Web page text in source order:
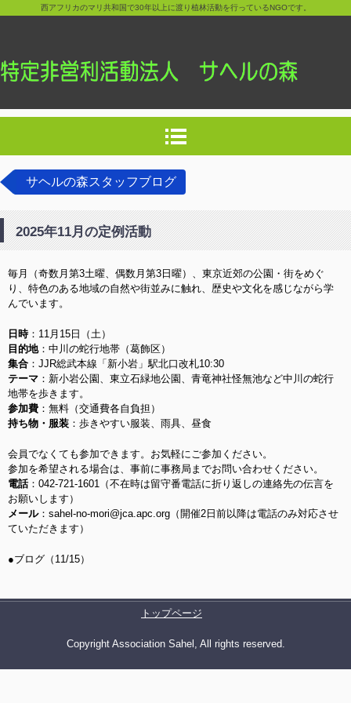
西アフリカのマリ共和国で30年以上に渡り植林活動を行っているNGOです。
サヘルの森スタッフブログ
2025年11月の定例活動
毎月（奇数月第3土曜、偶数月第3日曜）、東京近郊の公園・街をめぐ
り、特色のある地域の自然や街並みに触れ、歴史や文化を感じながら学
んでいます。
日時：11月15日（土）
目的地：中川の蛇行地帯（葛飾区）
集合 ：JJR総武本線「新小岩」駅北口改札10:30
テーマ ：新小岩公園、東立石緑地公園、青竜神社怪無池など中川の蛇行
地帯を歩きます。
参加費 ：無料（交通費各自負担）
持ち物・服装 ：歩きやすい服装、雨具、昼食
会員でなくても参加できます。お気軽にご参加ください。
参加を希望される場合は、事前に事務局までお問い合わせください。
電話：042-721-1601（不在時は留守番電話に折り返しの連絡先の伝言を
お願いします）
メール：sahel-no-mori@jca.apc.org（開催2日前以降は電話のみ対応させ
ていただきます）
●ブログ（11/15）
トップページ
Copyright Association Sahel, All rights reserved.